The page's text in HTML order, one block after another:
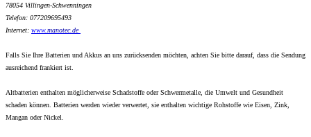
78054 Villingen-Schwenningen
Telefon: 077209695493
Internet: www.manotec.de
Falls Sie Ihre Batterien und Akkus an uns zurücksenden möchten, achten Sie bitte darauf, dass die Sendung
ausreichend frankiert ist.
Altbatterien enthalten möglicherweise Schadstoffe oder Schwermetalle, die Umwelt und Gesundheit
schaden können. Batterien werden wieder verwertet, sie enthalten wichtige Rohstoffe wie Eisen, Zink,
Mangan oder Nickel.